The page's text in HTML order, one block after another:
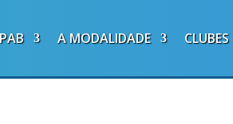
PAB A MODALIDADE CLUBES